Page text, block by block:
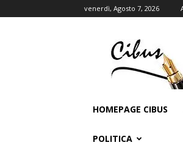
venerdì, Agosto 7, 2026
HOMEPAGE CIBUS
POLITICA